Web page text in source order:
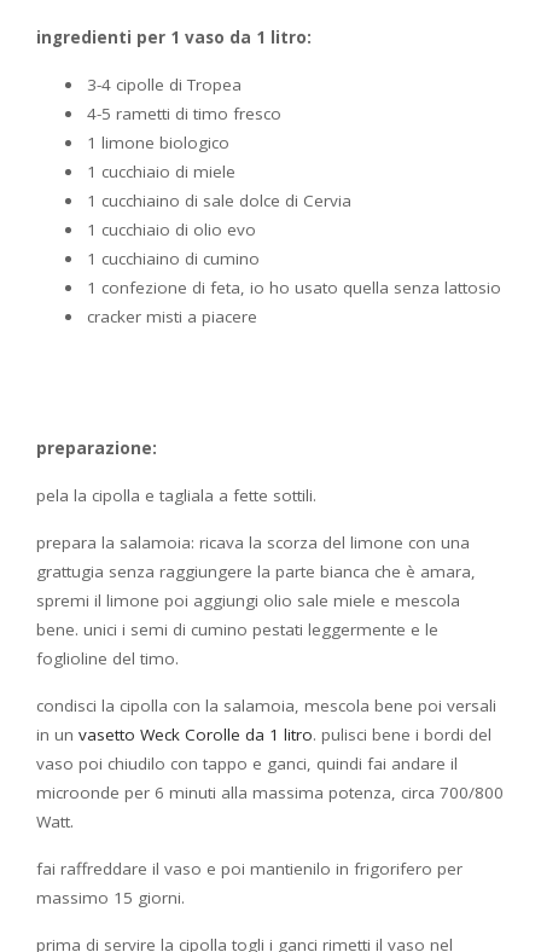
ingredienti per 1 vaso da 1 litro:
3-4 cipolle di Tropea
4-5 rametti di timo fresco
1 limone biologico
1 cucchiaio di miele
1 cucchiaino di sale dolce di Cervia
1 cucchiaio di olio evo
1 cucchiaino di cumino
1 confezione di feta, io ho usato quella senza lattosio
cracker misti a piacere
preparazione:
pela la cipolla e tagliala a fette sottili.
prepara la salamoia: ricava la scorza del limone con una
grattugia senza raggiungere la parte bianca che è amara,
spremi il limone poi aggiungi olio sale miele e mescola
bene. unici i semi di cumino pestati leggermente e le
foglioline del timo.
condisci la cipolla con la salamoia, mescola bene poi versali
in un vasetto Weck Corolle da 1 litro. pulisci bene i bordi del
vaso poi chiudilo con tappo e ganci, quindi fai andare il
microonde per 6 minuti alla massima potenza, circa 700/800
Watt.
fai raffreddare il vaso e poi mantienilo in frigorifero per
massimo 15 giorni.
prima di servire la cipolla togli i ganci rimetti il vaso nel